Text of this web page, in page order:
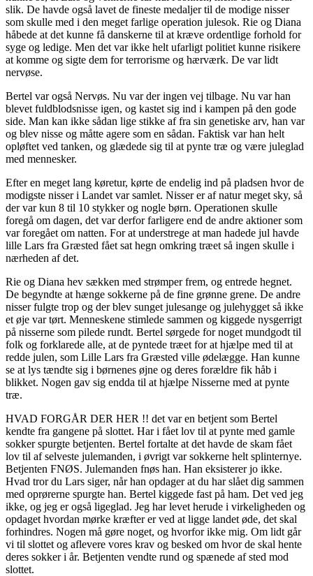
slik. De havde også lavet de fineste medaljer til de modige nisser
som skulle med i den meget farlige operation julesok. Rie og Diana
håbede at det kunne få danskerne til at kræve ordentlige forhold for
syge og ledige. Men det var ikke helt ufarligt politiet kunne risikere
at komme og sigte dem for terrorisme og hærværk. De var lidt
nervøse.
Bertel var også Nervøs. Nu var der ingen vej tilbage. Nu var han
blevet fuldblodsnisse igen, og kastet sig ind i kampen på den gode
side. Man kan ikke sådan lige stikke af fra sin genetiske arv, han var
og blev nisse og måtte agere som en sådan. Faktisk var han helt
opløftet ved tanken, og glædede sig til at pynte træ og være juleglad
med mennesker.
Efter en meget lang køretur, kørte de endelig ind på pladsen hvor de
modigste nisser i Landet var samlet. Nisser er af natur meget sky, så
der var kun 8 til 10 stykker og nogle børn. Operationen skulle
foregå om dagen, det var derfor farligere end de andre aktioner som
var foregået om natten. For at understrege at man hadede jul havde
lille Lars fra Græsted fået sat hegn omkring træet så ingen skulle i
nærheden af det.
Rie og Diana hev sækken med strømper frem, og entrede hegnet.
De begyndte at hænge sokkerne på de fine grønne grene. De andre
nisser fulgte trop og der blev sunget julesange og julehygget så ikke
et øje var tørt. Menneskene stimlede sammen og kiggede nysgerrigt
på nisserne som pilede rundt. Bertel sørgede for noget mundgodt til
folk og forklarede alle, at de pyntede træet for at hjælpe med til at
redde julen, som Lille Lars fra Græsted ville ødelægge. Han kunne
se at lys tændte sig i børnenes øjne og deres forældre fik håb i
blikket. Nogen gav sig endda til at hjælpe Nisserne med at pynte
træ.
HVAD FORGÅR DER HER !! det var en betjent som Bertel
kendte fra gangene på slottet. Har i fået lov til at pynte med gamle
sokker spurgte betjenten. Bertel fortalte at det havde de skam fået
lov til af selveste julemanden, i øvrigt var sokkerne helt splinternye.
Betjenten FNØS. Julemanden fnøs han. Han eksisterer jo ikke.
Hvad tror du Lars siger, når han opdager at du har slået dig sammen
med oprørerne spurgte han. Bertel kiggede fast på ham. Det ved jeg
ikke, og jeg er også ligeglad. Jeg har levet herude i virkeligheden og
opdaget hvordan mørke kræfter er ved at ligge landet øde, det skal
forhindres. Nogen må gøre noget, og hvorfor ikke mig. Om lidt går
vi til slottet og aflevere vores krav og besked om hvor de skal hente
deres sokker i år. Betjenten vendte rund og spænede af sted mod
slottet.